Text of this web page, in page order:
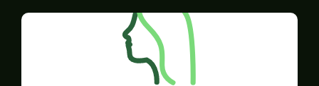
mulheres vítimas de violência